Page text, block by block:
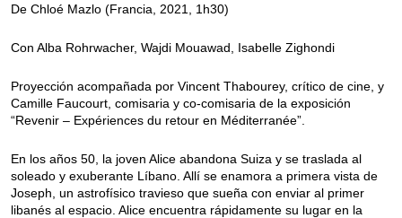
De Chloé Mazlo (Francia, 2021, 1h30)
Con Alba Rohrwacher, Wajdi Mouawad, Isabelle Zighondi
Proyección acompañada por Vincent Thabourey, crítico de cine, y
Camille Faucourt, comisaria y co-comisaria de la exposición
“Revenir – Expériences du retour en Méditerranée”.
En los años 50, la joven Alice abandona Suiza y se traslada al
soleado y exuberante Líbano. Allí se enamora a primera vista de
Joseph, un astrofísico travieso que sueña con enviar al primer
libanés al espacio. Alice encuentra rápidamente su lugar en la